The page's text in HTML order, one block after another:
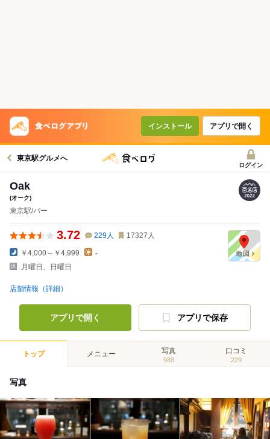
インストール アプリで開く
東京駅グルメへ
ログイン
Oak
(オーク)
東京駅/バー
3.72 229人 17327 人
￥4,000～￥4,999
-
月曜日、日曜日
店舗情報（詳細）
アプリで開く アプリで保存
トップ メニュー 写真
988
口コミ
229
写真